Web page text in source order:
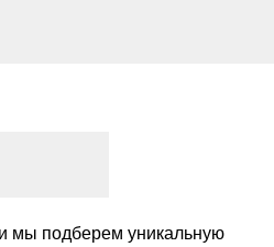
мы подберем уникальную